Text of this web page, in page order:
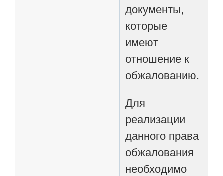
документы,
которые
имеют
отношение к
обжалованию.
Для
реализации
данного права
обжалования
необходимо